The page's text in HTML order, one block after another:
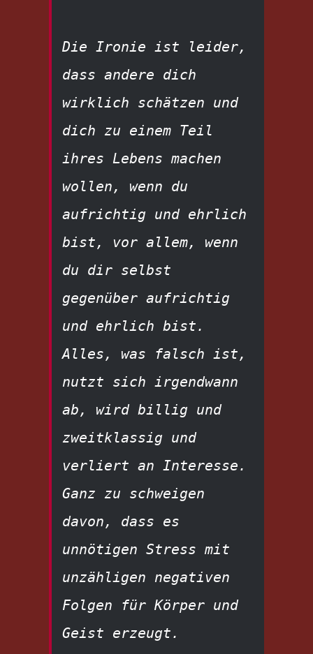
Die Ironie ist leider,
dass andere dich
wirklich schätzen und
dich zu einem Teil
ihres Lebens machen
wollen, wenn du
aufrichtig und ehrlich
bist, vor allem, wenn
du dir selbst
gegenüber aufrichtig
und ehrlich bist.
Alles, was falsch ist,
nutzt sich irgendwann
ab, wird billig und
zweitklassig und
verliert an Interesse.
Ganz zu schweigen
davon, dass es
unnötigen Stress mit
unzähligen negativen
Folgen für Körper und
Geist erzeugt.